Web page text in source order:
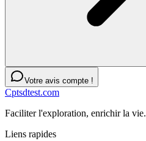
Votre avis compte !
Cptsdtest.com
Faciliter l'exploration, enrichir la vie.
Liens rapides